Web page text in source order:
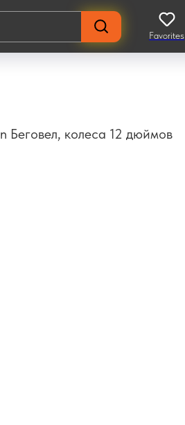
Favorites
Беговел, колеса 12 дюймов